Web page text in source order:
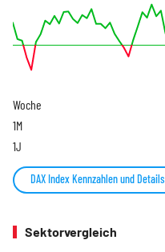
Woche
1M
1J
DAX Index Kennzahlen und Details
Sektorvergleich